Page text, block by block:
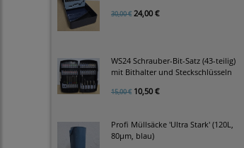
30,00 € 24,00 €
WS24 Schrauber-Bit-Satz (43-teilig)
mit Bithalter und Steckschlüsseln
15,00 € 10,50 €
Profi Müllsäcke 'Ultra Stark' (120L,
80µm, blau)